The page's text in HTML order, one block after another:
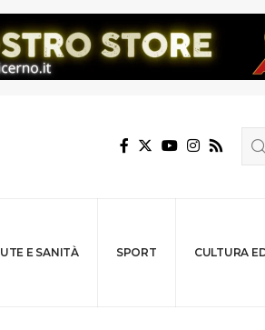
E SANITÀ SPORT CULTURA